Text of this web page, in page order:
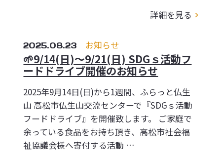
詳細を見る
2025.08.23 お知らせ
🌱9/14(日)～9/21(日) SDGｓ活動フ
ードドライブ開催のお知らせ
2025年9月14日(日)から1週間、ふらっと仏生
山 高松市仏生山交流センターで『SDGｓ活動
フードドライブ』を開催致します。 ご家庭で
余っている食品をお持ち頂き、高松市社会福
祉協議会様へ寄付する活動 …